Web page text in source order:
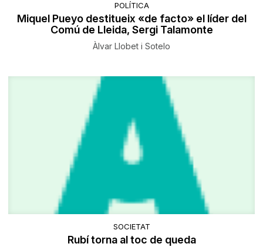
POLÍTICA
Miquel Pueyo destitueix «de facto» el líder del
Comú de Lleida, Sergi Talamonte
Àlvar Llobet i Sotelo
SOCIETAT
Rubí torna al toc de queda